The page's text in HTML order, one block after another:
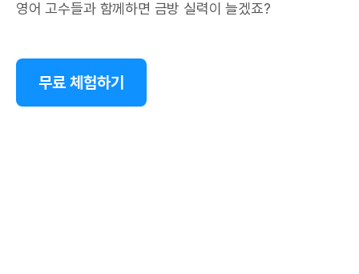
영어 고수들과 함께하면 금방 실력이 늘겠죠?
무료 체험하기